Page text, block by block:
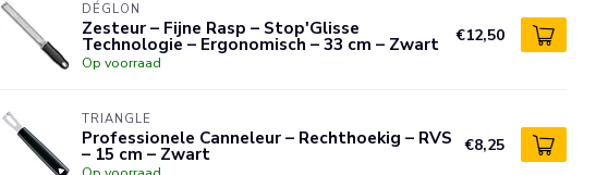
DÉGLON
Zesteur – Fijne Rasp – Stop'Glisse
Technologie – Ergonomisch – 33 cm – Zwart
Op voorraad
€12,50
TRIANGLE
Professionele Canneleur – Rechthoekig – RVS
– 15 cm – Zwart €8,25